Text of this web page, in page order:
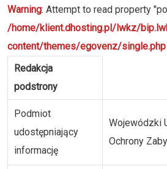
Warning: Attempt to read property
/home/klient.dhosting.pl/lwkz/
content/themes/egovenz/single.php
Redakcja
podstrony
Podmiot
udostępniający
informację
Wojewódzki
Ochrony